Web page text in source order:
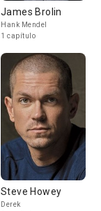
James Brolin
Hank Mendel
1 capítulo
Steve Howey
Derek